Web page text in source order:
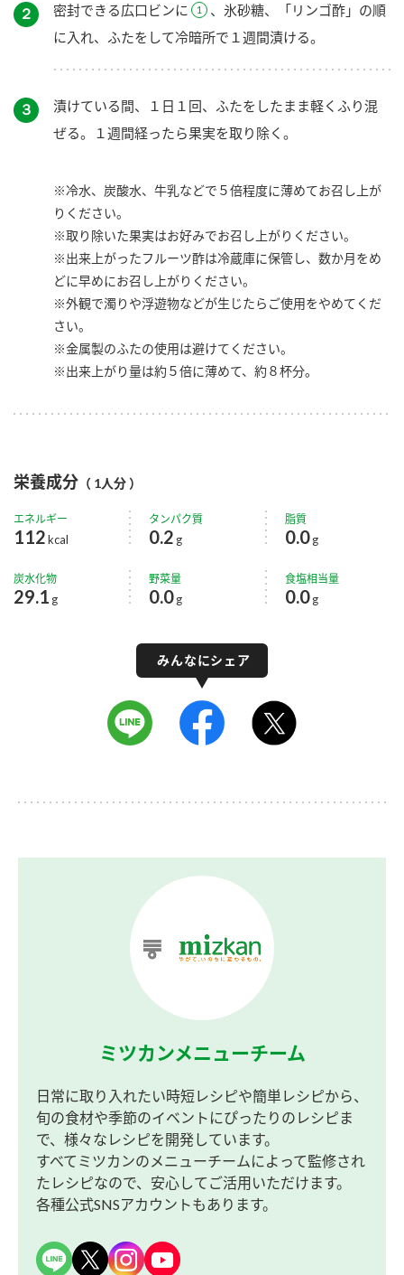
２ 密封できる広口ビンに
、氷砂糖、「リンゴ酢」の順
に入れ、ふたをして冷暗所で１週間漬ける。
３
漬けている間、１日１回、ふたをしたまま軽くふり混
ぜる。１週間経ったら果実を取り除く。
※冷水、炭酸水、牛乳などで５倍程度に薄めてお召し上が
りください。
※取り除いた果実はお好みでお召し上がりください。
※出来上がったフルーツ酢は冷蔵庫に保管し、数か月をめ
どに早めにお召し上がりください。
※外観で濁りや浮遊物などが生じたらご使用をやめてくだ
さい。
※金属製のふたの使用は避けてください。
※出来上がり量は約５倍に薄めて、約８杯分。
栄養成分 （ 1人分 ）
エネルギー
112kcal
タンパク質
0.2 g
脂質
0.0 g
炭水化物
29.1 g
野菜量
0.0g
食塩相当量
0.0 g
ミツカンメニューチーム
日常に取り入れたい時短レシピや簡単レシピから、
旬の食材や季節のイベントにぴったりのレシピま
で、様々なレシピを開発しています。
すべてミツカンのメニューチームによって監修され
たレシピなので、安心してご活用いただけます。
各種公式SNSアカウントもあります。